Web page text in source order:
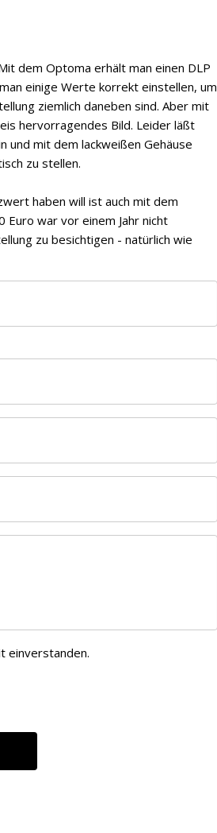
dem Optoma erhält man einen DLP
einige Werte korrekt einstellen, um
ziemlich daneben sind. Aber mit
hervorragendes Bild. Leider läßt
und mit dem lackweißen Gehäuse
zu stellen.
haben will ist auch mit dem
Euro war vor einem Jahr nicht
zu besichtigen - natürlich wie
einverstanden.